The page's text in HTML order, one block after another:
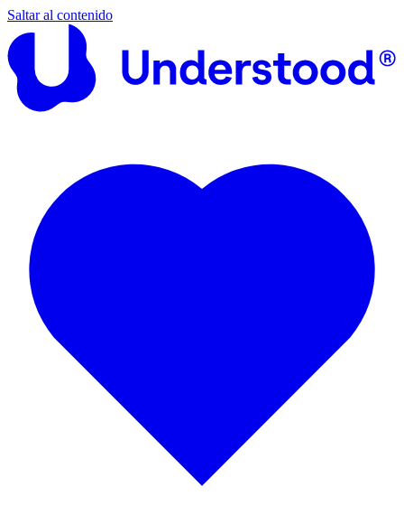
Saltar al contenido